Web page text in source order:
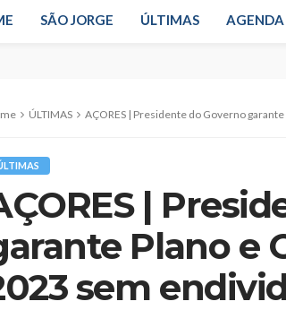
SÃO JORGE ÚLTIMAS AGENDA
ÚLTIMAS AÇORES | Presidente do Governo garante Plano e
|
Plano e
sem